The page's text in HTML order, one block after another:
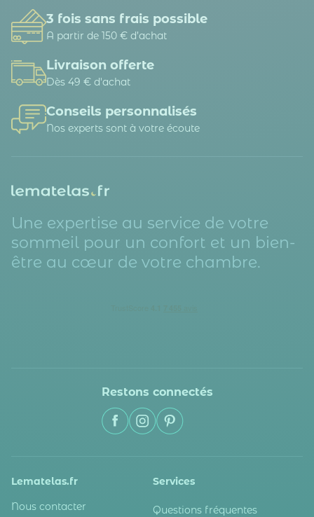
3 fois sans frais possible
A partir de 150 € d’achat
Livraison offerte
Dès 49 € d'achat
Conseils personnalisés
Nos experts sont à votre écoute
Une expertise au service de votre
sommeil pour un confort et un bien-
être au cœur de votre chambre.
Restons connectés
Lematelas.fr
Nous contacter
Services
Questions fréquentes